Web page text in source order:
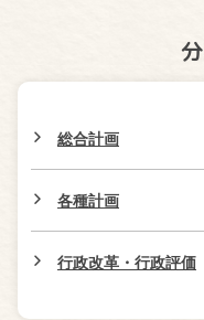
総合計画
各種計画
行政改革・行政評価